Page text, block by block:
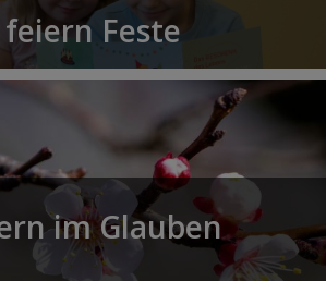
Feste
im Glauben